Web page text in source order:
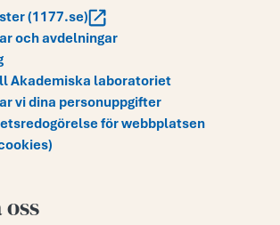
(1177.se)
och avdelningar
Akademiska laboratoriet
vi dina personuppgifter
för webbplatsen